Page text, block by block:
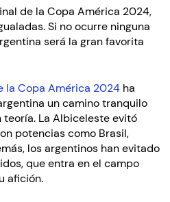
de la Copa América 2024,
Si no ocurre ninguna
será la gran favorita
la Copa América 2024 ha
un camino tranquilo
teoría. La Albiceleste evitó
potencias como Brasil,
los argentinos han evitado
que entra en el campo
afición.